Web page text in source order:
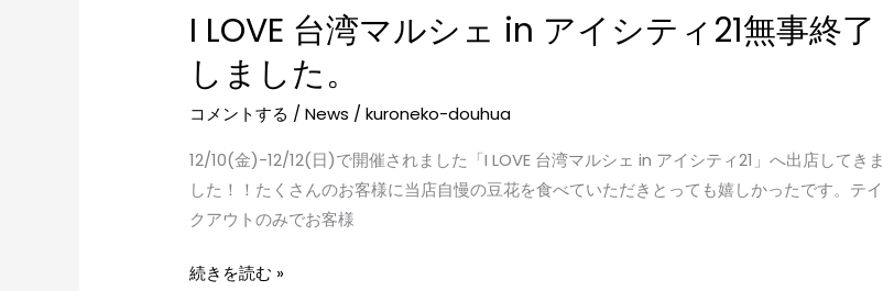
I LOVE 台湾マルシェ in アイシティ21無事終了
しました。
コメントする /News /kuroneko-douhua
12/10(金)-12/12(日)で開催されました「I LOVE 台湾マルシェ in アイシティ21」へ出店してきま
した！！たくさんのお客様に当店自慢の豆花を食べていただきとっても嬉しかったです。テイ
クアウトのみでお客様
続きを読む »